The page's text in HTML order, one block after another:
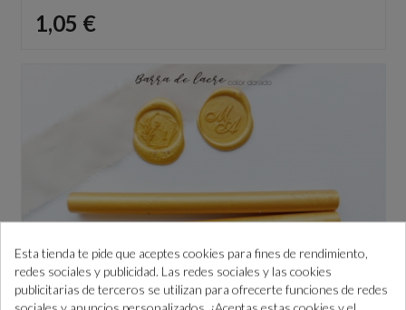
Precio
1,05 €
Esta tienda te pide que aceptes cookies para fines de rendimiento,
redes sociales y publicidad. Las redes sociales y las cookies
publicitarias de terceros se utilizan para ofrecerte funciones de redes